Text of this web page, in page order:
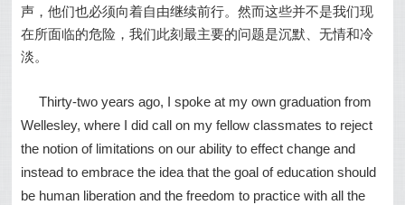
声，他们也必须向着自由继续前行。然而这些并不是我们现
在所面临的危险，我们此刻最主要的问题是沉默、无情和冷
淡。
Thirty-two years ago, I spoke at my own graduation from
Wellesley, where I did call on my fellow classmates to reject
the notion of limitations on our ability to effect change and
instead to embrace the idea that the goal of education should
be human liberation and the freedom to practice with all the